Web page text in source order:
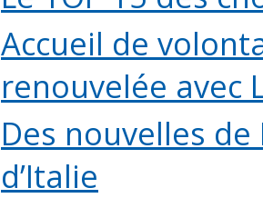
Accueil de
renouvelée avec
Des nouvelles
d’Italie